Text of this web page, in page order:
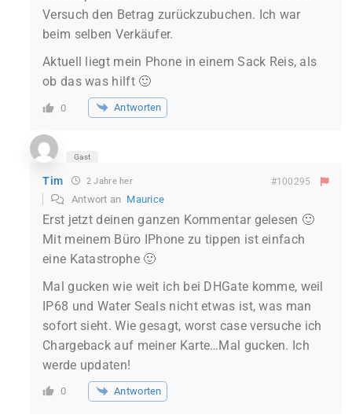
Versuch den Betrag zurückzubuchen. Ich war
beim selben Verkäufer.
Aktuell liegt mein Phone in einem Sack Reis, als
ob das was hilft 🙂
0 Antworten
Gast
Tim 2 Jahre her #100295
Antwort an Maurice
Erst jetzt deinen ganzen Kommentar gelesen 🙂
Mit meinem Büro IPhone zu tippen ist einfach
eine Katastrophe 🙂
Mal gucken wie weit ich bei DHGate komme, weil
IP68 und Water Seals nicht etwas ist, was man
sofort sieht. Wie gesagt, worst case versuche ich
Chargeback auf meiner Karte…Mal gucken. Ich
werde updaten!
0 Antworten